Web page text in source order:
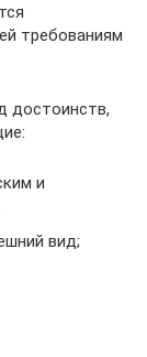
требованиям
достоинств,
и
вид;